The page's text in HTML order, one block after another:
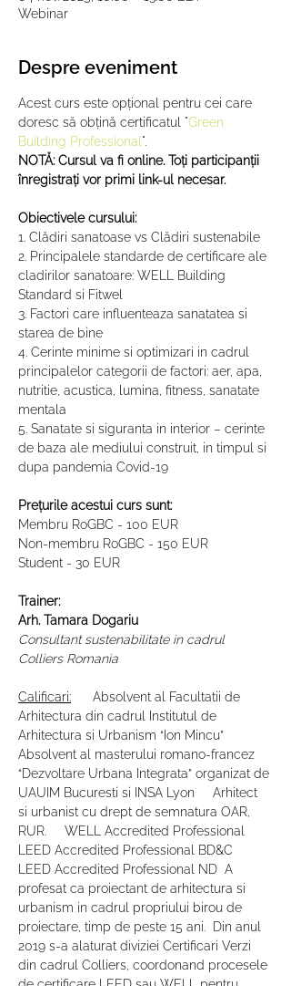
Webinar
Despre eveniment
Acest curs este opțional pentru cei care
doresc să obțină certificatul "Green
Building Professional ".
NOTĂ: Cursul va fi online. Toți participanții
înregistrați vor primi link-ul necesar.
Obiectivele cursului:
1. Clădiri sanatoase vs Clădiri sustenabile
2. Principalele standarde de certificare ale
cladirilor sanatoare: WELL Building
Standard si Fitwel
3. Factori care influenteaza sanatatea si
starea de bine
4. Cerinte minime si optimizari in cadrul
principalelor categorii de factori: aer, apa,
nutritie, acustica, lumina, fitness, sanatate
mentala
5. Sanatate si siguranta in interior – cerinte
de baza ale mediului construit, in timpul si
dupa pandemia Covid-19
Prețurile acestui curs sunt:
Membru RoGBC - 100 EUR
Non-membru RoGBC - 150 EUR
Student - 30 EUR
Trainer:
Arh. Tamara Dogariu
Consultant sustenabilitate in cadrul
Colliers Romania
Calificari: Absolvent al Facultatii de
Arhitectura din cadrul Institutul de
Arhitectura si Urbanism “Ion Mincu”
Absolvent al masterului romano-francez
“Dezvoltare Urbana Integrata” organizat de
UAUIM Bucuresti si INSA Lyon     Arhitect
si urbanist cu drept de semnatura OAR,
RUR.     WELL Accredited Professional
LEED Accredited Professional BD&C
LEED Accredited Professional ND  A
profesat ca proiectant de arhitectura si
urbanism in cadrul propriului birou de
proiectare, timp de peste 15 ani.  Din anul
2019 s-a alaturat diviziei Certificari Verzi
din cadrul Colliers, coordonand procesele